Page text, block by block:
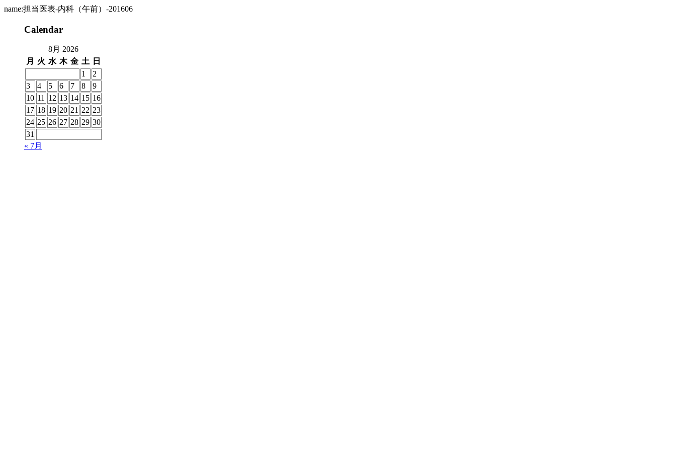
name:担当医表-内科（午前）-201606
Calendar
8月 2026
月
火 水 木 金 土 日
1
2
3
4 5 6 7 8
9
10 11 12 13 14 15 16
17 18 19 20 21 22 23
24 25 26 27 28 29 30
31
« 7月